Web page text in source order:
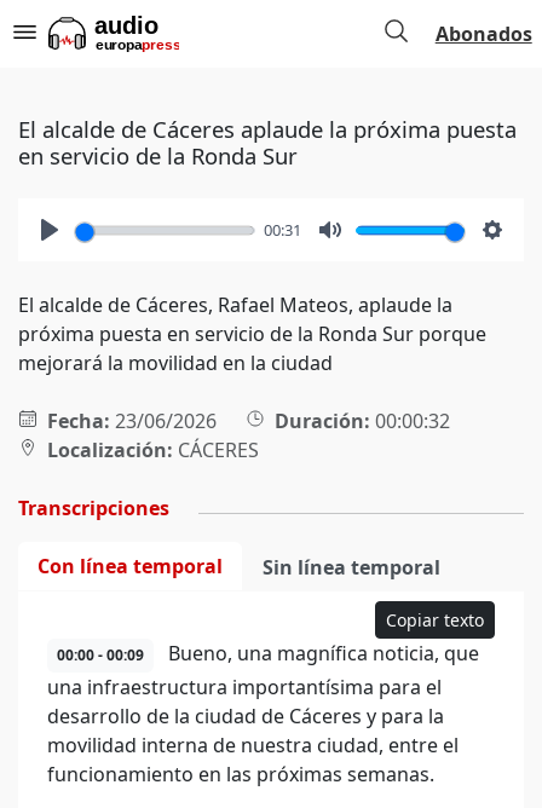
Abonados
El alcalde de Cáceres aplaude la próxima puesta
en servicio de la Ronda Sur
00:31
El alcalde de Cáceres, Rafael Mateos, aplaude la
próxima puesta en servicio de la Ronda Sur porque
mejorará la movilidad en la ciudad
Fecha: 23/06/2026 Duración: 00:00:32
Localización: CÁCERES
Transcripciones
Con línea temporal Sin línea temporal
Copiar texto
00:00 - 00:09
Bueno, una magnífica noticia, que
una infraestructura importantísima para el
desarrollo de la ciudad de Cáceres y para la
movilidad interna de nuestra ciudad, entre el
funcionamiento en las próximas semanas.